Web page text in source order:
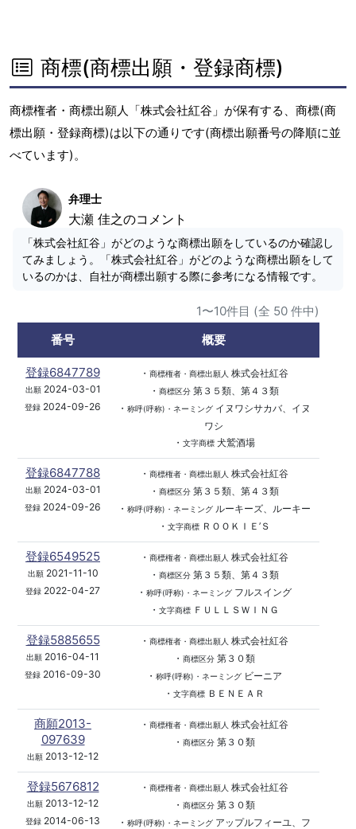
商標(商標出願・登録商標)
商標権者・商標出願人「株式会社紅谷」が保有する、商標(商
標出願・登録商標)は以下の通りです(商標出願番号の降順に並
べています)。
弁理士
大瀬 佳之のコメント
「株式会社紅谷」がどのような商標出願をしているのか確認し
てみましょう。「株式会社紅谷」がどのような商標出願をして
いるのかは、自社が商標出願する際に参考になる情報です。
1〜10件目 (全 50 件中)
番号
概要
登録6847789
出願2024-03-01
登録 2024-09-26
・ 商標権者・商標出願人 株式会社紅谷
・ 商標区分第３５類、第４３類
・ 称呼(呼称)・ネーミングイヌワシサカバ、イヌ
ワシ
・ 文字商標犬鷲酒場
登録6847788
出願2024-03-01
登録 2024-09-26
・ 商標権者・商標出願人 株式会社紅谷
・ 商標区分第３５類、第４３類
・ 称呼(呼称)・ネーミングルーキーズ、ルーキー
・ 文字商標ＲＯＯＫＩＥ’Ｓ
登録6549525
出願2021-11-10
登録 2022-04-27
・ 商標権者・商標出願人 株式会社紅谷
・ 商標区分第３５類、第４３類
・ 称呼(呼称)・ネーミングフルスイング
・ 文字商標ＦＵＬＬＳＷＩＮＧ
登録5885655
出願 2016-04-11
登録 2016-09-30
・ 商標権者・商標出願人 株式会社紅谷
・ 商標区分第３０類
・ 称呼(呼称)・ネーミングビーニア
・ 文字商標ＢＥＮＥＡＲ
商願2013-
097639
出願 2013-12-12
・ 商標権者・商標出願人 株式会社紅谷
・ 商標区分第３０類
登録5676812
出願 2013-12-12
登録 2014-06-13
・ 商標権者・商標出願人 株式会社紅谷
・ 商標区分第３０類
・ 称呼(呼称)・ネーミングアップルフィーユ、フ